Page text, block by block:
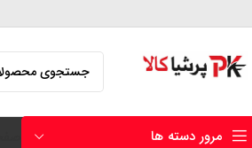
مرور دسته ها